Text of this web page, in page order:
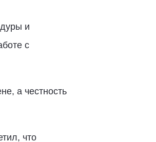
и
с
а честность
что